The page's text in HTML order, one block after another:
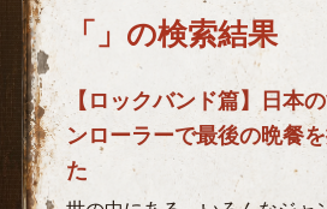
「」の検索結果
【ロックバンド篇】日本
ンローラーで最後の晩餐
た